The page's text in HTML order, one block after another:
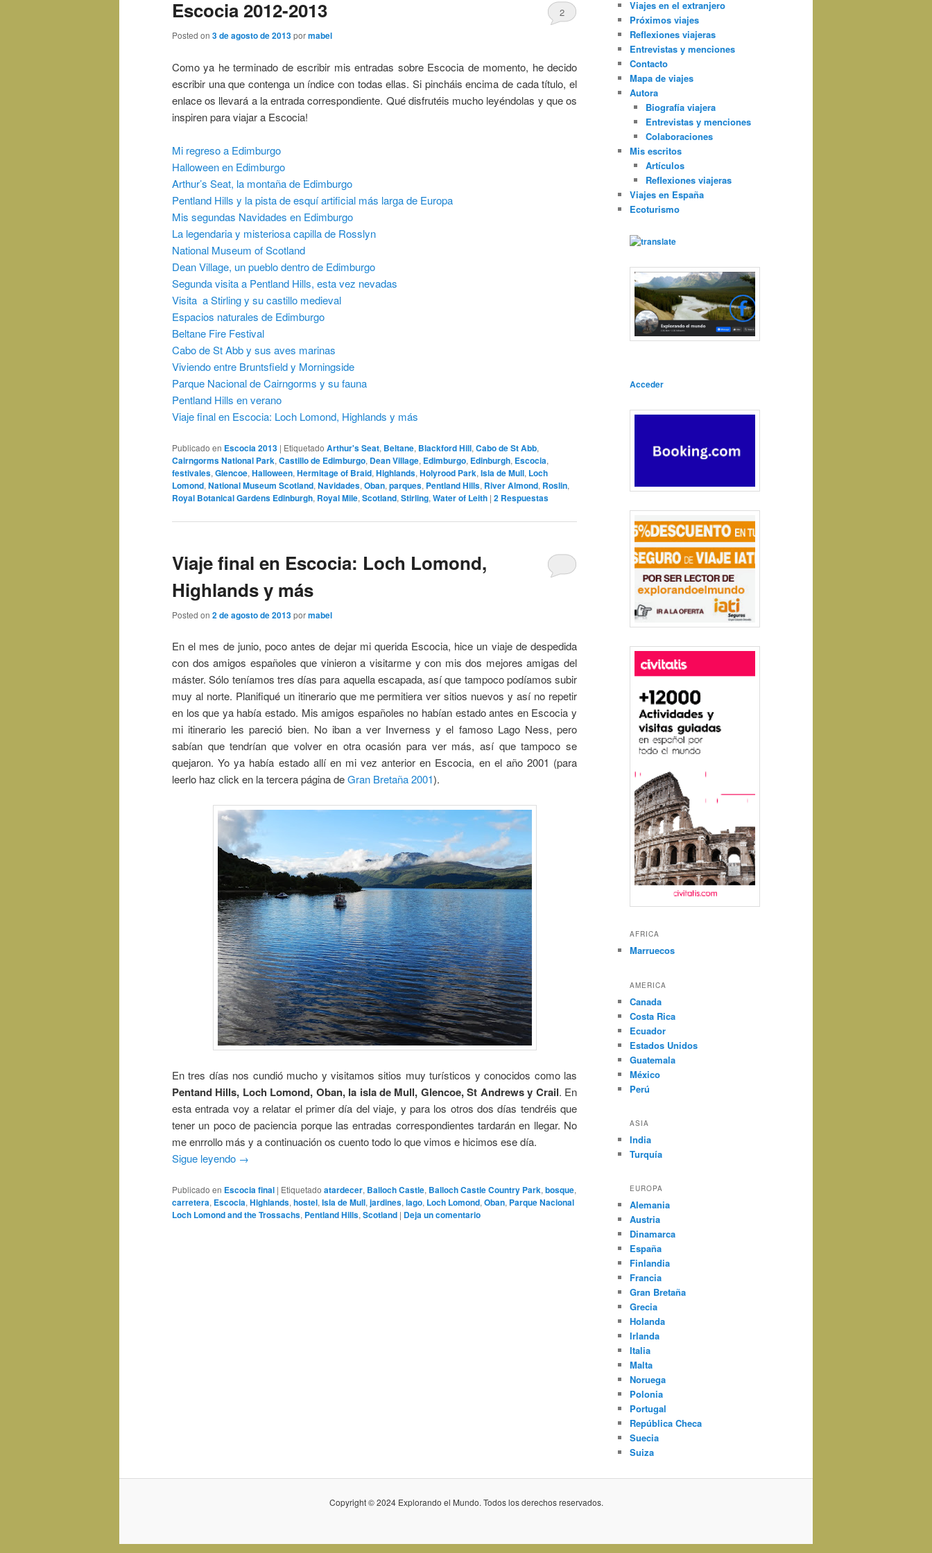
Escocia 2012-2013
Posted on 3 de agosto de 2013pormabel
2
Como ya he terminado de escribir mis entradas sobre Escocia de momento, he decido
escribir una que contenga un índice con todas ellas. Si pincháis encima de cada título, el
enlace os llevará a la entrada correspondiente. Qué disfrutéis mucho leyéndolas y que os
inspiren para viajar a Escocia!
Mi regreso a Edimburgo
Halloween en Edimburgo
Arthur’s Seat, la montaña de Edimburgo
Pentland Hills y la pista de esquí artificial más larga de Europa
Mis segundas Navidades en Edimburgo
La legendaria y misteriosa capilla de Rosslyn
National Museum of Scotland
Dean Village, un pueblo dentro de Edimburgo
Segunda visita a Pentland Hills, esta vez nevadas
Visita a Stirling y su castillo medieval
Espacios naturales de Edimburgo
Beltane Fire Festival
Cabo de St Abb y sus aves marinas
Viviendo entre Bruntsfield y Morningside
Parque Nacional de Cairngorms y su fauna
Pentland Hills en verano
Viaje final en Escocia: Loch Lomond, Highlands y más
Publicado en Escocia 2013 | Etiquetado Arthur's Seat, Beltane, Blackford Hill, Cabo de St Abb,
Cairngorms National Park, Castillo de Edimburgo, Dean Village, Edimburgo, Edinburgh, Escocia,
festivales, Glencoe, Halloween, Hermitage of Braid, Highlands, Holyrood Park, Isla de Mull, Loch
Lomond, National Museum Scotland, Navidades, Oban, parques, Pentland Hills, River Almond, Roslin,
Royal Botanical Gardens Edinburgh, Royal Mile, Scotland, Stirling, Water of Leith | 2 Respuestas
Viaje final en Escocia: Loch Lomond,
Highlands y más
Posted on 2 de agosto de 2013pormabel
En el mes de junio, poco antes de dejar mi querida Escocia, hice un viaje de despedida
con dos amigos españoles que vinieron a visitarme y con mis dos mejores amigas del
máster. Sólo teníamos tres días para aquella escapada, así que tampoco podíamos subir
muy al norte. Planifiqué un itinerario que me permitiera ver sitios nuevos y así no repetir
en los que ya había estado. Mis amigos españoles no habían estado antes en Escocia y
mi itinerario les pareció bien. No iban a ver Inverness y el famoso Lago Ness, pero
sabían que tendrían que volver en otra ocasión para ver más, así que tampoco se
quejaron. Yo ya había estado allí en mi vez anterior en Escocia, en el año 2001 (para
leerlo haz click en la tercera página deGran Bretaña 2001).
En tres días nos cundió mucho y visitamos sitios muy turísticos y conocidos como las
Pentand Hills, Loch Lomond, Oban, la isla de Mull, Glencoe, St Andrews y Crail. En
esta entrada voy a relatar el primer día del viaje, y para los otros dos días tendréis que
tener un poco de paciencia porque las entradas correspondientes tardarán en llegar. No
me enrrollo más y a continuación os cuento todo lo que vimos e hicimos ese día.
Sigue leyendo →
Publicado en Escocia final | Etiquetado atardecer, Balloch Castle, Balloch Castle Country Park, bosque,
carretera, Escocia, Highlands, hostel, Isla de Mull, jardines, lago, Loch Lomond, Oban, Parque Nacional
Loch Lomond and the Trossachs, Pentland Hills, Scotland | Deja un comentario
Viajes en el extranjero
Próximos viajes
Reflexiones viajeras
Entrevistas y menciones
Contacto
Mapa de viajes
Autora
Biografía viajera
Entrevistas y menciones
Colaboraciones
Mis escritos
Artículos
Reflexiones viajeras
Viajes en España
Ecoturismo
Acceder
AFRICA
Marruecos
AMERICA
Canada
Costa Rica
Ecuador
Estados Unidos
Guatemala
México
Perú
ASIA
India
Turquía
EUROPA
Alemania
Austria
Dinamarca
España
Finlandia
Francia
Gran Bretaña
Grecia
Holanda
Irlanda
Italia
Malta
Noruega
Polonia
Portugal
República Checa
Suecia
Suiza
Copyright © 2024 Explorando el Mundo. Todos los derechos reservados.